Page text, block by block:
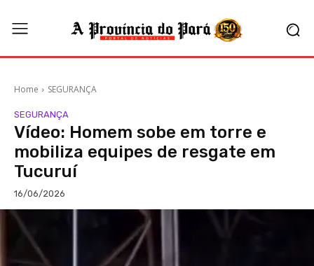
Home SEGURANÇA
SEGURANÇA
Vídeo: Homem sobe em torre e
mobiliza equipes de resgate em
Tucuruí
16/06/2026